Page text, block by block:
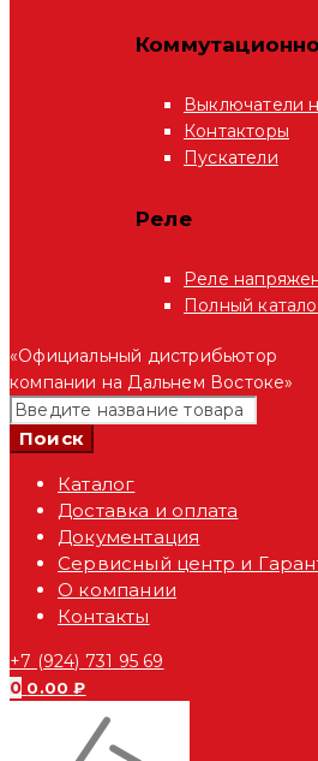
Выключатели
Контакторы
Пускатели
Реле
Реле
Полный
«Официальный дистрибьютор
компании на Дальнем Востоке»
Каталог
Доставка и оплата
Документация
Сервисный центр и
О компании
Контакты
+7 (924) 731 95 69
0 0.00₽